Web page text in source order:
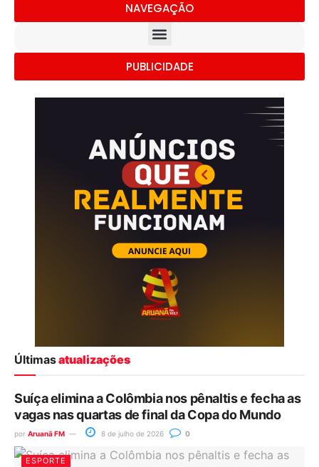
NAVEGAÇÃO
PUBLICIDADE
Últimasatualizações
Suíça elimina a Colômbia nos pênaltis e fecha as
vagas nas quartas de final da Copa do Mundo
por Aruanã FM 8 de julho de 2026 0
ESPORTE